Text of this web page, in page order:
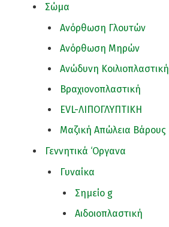
Σώμα
Ανόρθωση Γλουτών
Ανόρθωση Μηρών
Ανώδυνη Κοιλιοπλαστική
Βραχιονοπλαστική
EVL-ΛΙΠΟΓΛΥΠΤΙΚΗ
Μαζική Απώλεια Βάρους
Γεννητικά ‘Οργανα
Γυναίκα
Σημείο g
Αιδοιοπλαστική